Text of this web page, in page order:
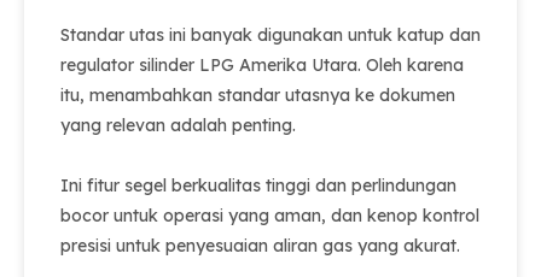
Standar utas ini banyak digunakan untuk katup dan
regulator silinder LPG Amerika Utara. Oleh karena
itu, menambahkan standar utasnya ke dokumen
yang relevan adalah penting.
Ini fitur segel berkualitas tinggi dan perlindungan
bocor untuk operasi yang aman, dan kenop kontrol
presisi untuk penyesuaian aliran gas yang akurat.